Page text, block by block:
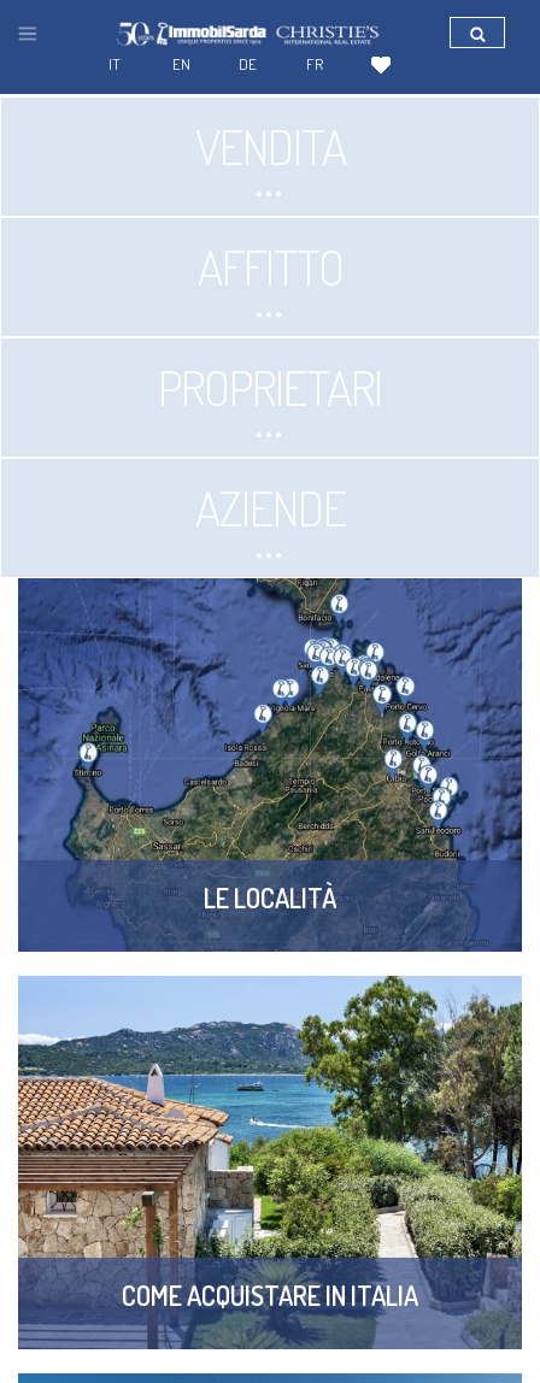
VENDITA
AFFITTO
PROPRIETARI
AZIENDE
LE LOCALITÀ
COME ACQUISTARE IN ITALIA
FR
DE
EN
IT